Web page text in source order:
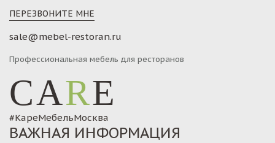
ПЕРЕЗВОНИТЕ МНЕ
sale@mebel-restoran.ru
Профессиональная мебель для ресторанов
CARE
#КареМебельМосква
ВАЖНАЯ ИНФОРМАЦИЯ